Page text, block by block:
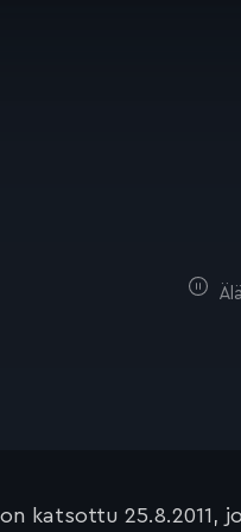
katsottu 25.8.2011,